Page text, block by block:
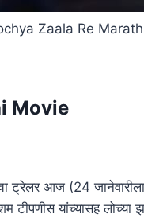
Zaala Re
Movie
ट्रेलर आज (24
यांच्यासह लोच्या